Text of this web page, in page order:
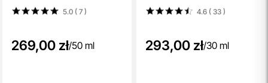
5.0 ( 7)
269,00 zł/50 ml
4.6 ( 33)
293,00 zł/30 ml